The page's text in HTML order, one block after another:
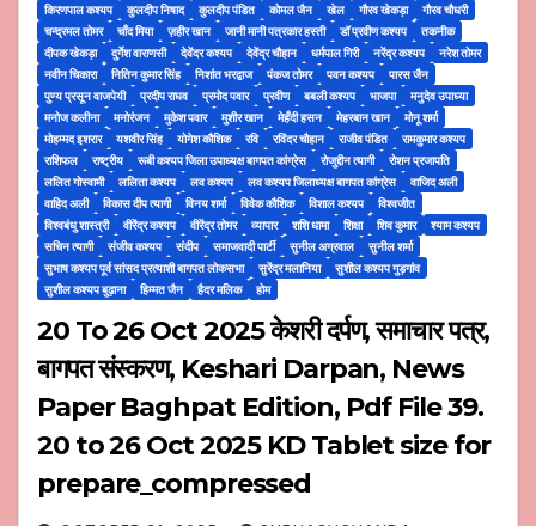
किरणपाल कश्यप
कुलदीप निषाद कुलदीप पंडित कोमल जैन खेल गौरव खेकड़ा
गौरव चौधरी
चन्द्रमल तोमर
चाँद मिया ज़हीर खान जानी मानी पत्रकार हस्ती डॉ प्रवीण कश्यप
तकनीक
दीपक खेकड़ा
दुर्गेश वाराणसी देवेंदर कश्यप देवेंद्र चौहान धर्मपाल गिरी नरेंद्र कश्यप
नरेश तोमर
नवीन चिकारा
नितिन कुमार सिंह निशांत भरद्वाज पंकज तोमर पवन कश्यप
पारस जैन
पुण्य प्रसून वाजपेयी
प्रदीप राघव प्रमोद पवार प्रवीण बबली कश्यप भाजपा
मनुदेव उपाध्या
मनोज कलीना
मनोरंजन मुकेश पवार मुशीर खान मेहँदी हसन मेहरबान खान
मोनू शर्मा
मोहम्मद इशरार
यशवीर सिंह योगेश कौशिक रवि रविंदर चौहान राजीव पंडित
रामकुमार कश्यप
राशिफल
राष्ट्रीय रूबी कश्यप जिला उपाध्यक्ष बागपत कांग्रेस रोजुद्दीन त्यागी
रोशन प्रजापति
ललित गोस्वामी
ललिता कश्यप लव कश्यप लव कश्यप जिलाध्यक्ष बागपत कांग्रेस
वाजिद अली
वाहिद अली
विकास दीप त्यागी विनय शर्मा विवेक कौशिक विशाल कश्यप
विश्वजीत
विश्वबंधु शास्त्री
वीरेंद्र कश्यप वीरेंद्र तोमर व्यापार शशि धामा शिक्षा शिव कुमार
श्याम कश्यप
सचिन त्यागी
संजीव कश्यप संदीप समाजवादी पार्टी सुनील अग्रवाल
सुनील शर्मा
सुभाष कश्यप पूर्व सांसद प्रत्याशी बागपत लोकसभा
सुरेंद्र मलानिया
सुशील कश्यप गुड़गांव
सुशील कश्यप बुढ़ाना
हिम्मत जैन हैदर मलिक होम
20 To 26 Oct 2025 केशरी दर्पण, समाचार पत्र,
बागपत संस्करण, Keshari Darpan, News
Paper Baghpat Edition, Pdf File 39.
20 to 26 Oct 2025 KD Tablet size for
prepare_compressed